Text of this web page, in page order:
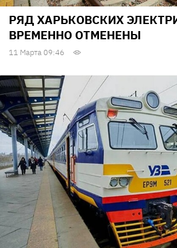
РЯД ХАРЬКОВСКИХ
ВРЕМЕННО ОТМЕНЕНЫ
11 Марта 09:46